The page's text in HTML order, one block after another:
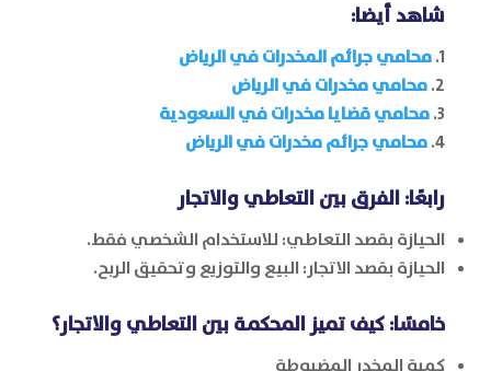
شاهد أيضا:
محامي جرائم المخدرات في الرياض
محامي مخدرات في الرياض
محامي قضايا مخدرات في السعودية
محامي جرائم مخدرات في الرياض
رابعًا: الفرق بين التعاطي والاتجار
الحيازة بقصد التعاطي: للاستخدام الشخصي فقط.
الحيازة بقصد الاتجار: البيع والتوزيع وتحقيق الربح.
خامسًا: كيف تميز المحكمة بين التعاطي والاتجار؟
كمية المخدر المضبوطة